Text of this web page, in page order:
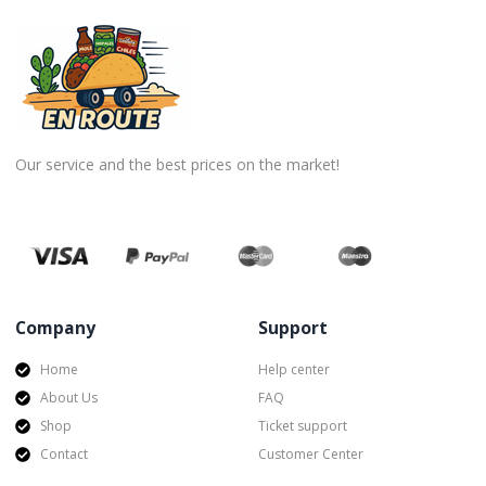
Our service and the best prices on the market!
Company
Home
About Us
Shop
Contact
Support
Help center
FAQ
Ticket support
Customer Center